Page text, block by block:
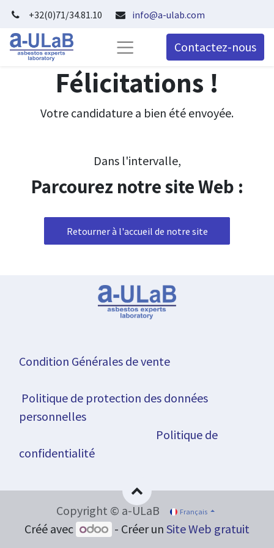
+32(0)71/34.81.10 info@a-ulab.com
Contactez-nous
Félicitations !
Votre candidature a bien été envoyée.
Dans l'intervalle,
Parcourez notre site Web :
Retourner à l'accueil de notre site
Condition Générales de vente
Politique de protection des données
personnelles
Politique de
confidentialité
Copyright © a-ULaB Français
Créé avec - Créer un Site Web gratuit